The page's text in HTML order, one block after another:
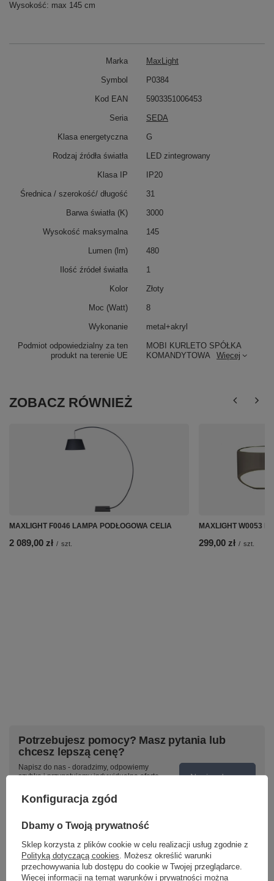
Wysokość: max 145 cm
Marka MaxLight
Podmiot odpowiedzialny za ten
produkt na terenie UE
MOBI KURLETO SPÓŁKA
KOMANDYTOWA
Więcej
Symbol P0384
Kod EAN 5903351006453
Seria SEDA
Klasa energetyczna G
Rodzaj źródła światła LED zintegrowany
Klasa IP IP20
Średnica / szerokość/ długość 31
Barwa światła (K) 3000
Wysokość maksymalna 145
Lumen (lm) 480
Ilość źródeł światła 1
Kolor Złoty
Moc (Watt) 8
Wykonanie metal+akryl
ZOBACZ RÓWNIEŻ
MAXLIGHT F0046 LAMPA PODŁOGOWA CELIA
2 089,00 zł / szt.
MAXLIGHT W0053
299,00 zł / szt.
Potrzebujesz pomocy? Masz pytania lub
chcesz lepszą cenę?
Napisz do nas - doradzimy, odpowiemy
szybko i przygotujemy indywidualną ofertę
Napisz do nas
Model znajdziesz w kategoriach
Konfiguracja zgód
Dbamy o Twoją prywatność
Sklep korzysta z plików cookie w celu realizacji usług zgodnie z
Polityką dotyczącą cookies. Możesz określić warunki
przechowywania lub dostępu do cookie w Twojej przeglądarce.
Więcej informacji na temat warunków i prywatności można